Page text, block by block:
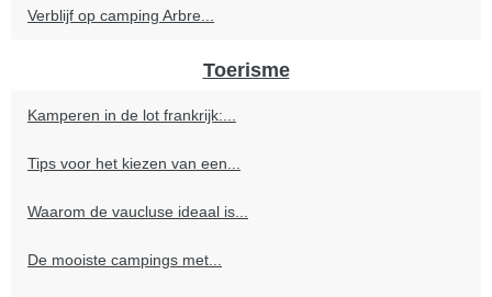
Verblijf op camping Arbre...
Toerisme
Kamperen in de lot frankrijk:...
Tips voor het kiezen van een...
Waarom de vaucluse ideaal is...
De mooiste campings met...